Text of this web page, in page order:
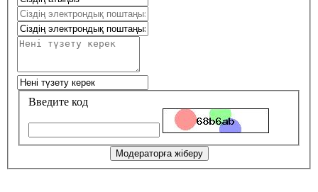
Введите код
Модераторға жіберу